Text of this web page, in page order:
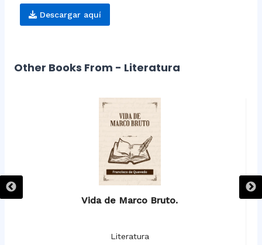
Descargar aquí
Other Books From - Literatura
Vida de Marco Bruto.
Literatura